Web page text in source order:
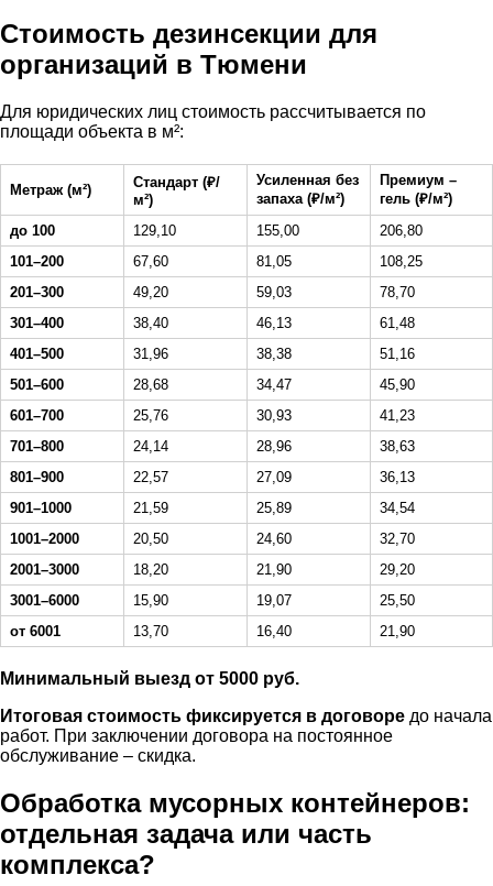
Стоимость дезинсекции для
организаций в Тюмени
Для юридических лиц стоимость рассчитывается по
площади объекта в м²:
Метраж (м²)
Стандарт (₽/
м²)
Усиленная без
запаха (₽/м²)
Премиум –
гель (₽/м²)
до 100
129,10 155,00
206,80
101–200
67,60 81,05
108,25
201–300
49,20 59,03
78,70
301–400
38,40 46,13
61,48
401–500
31,96 38,38
51,16
501–600
28,68 34,47
45,90
601–700
25,76 30,93
41,23
701–800
24,14 28,96
38,63
801–900
22,57 27,09
36,13
901–1000
21,59 25,89
34,54
1001–2000
20,50 24,60
32,70
2001–3000
18,20 21,90
29,20
3001–6000
15,90 19,07
25,50
от 6001
13,70 16,40 21,90
Минимальный выезд от 5000 руб.
Итоговая стоимость фиксируется в договоре до начала
работ. При заключении договора на постоянное
обслуживание – скидка.
Обработка мусорных контейнеров:
отдельная задача или часть
комплекса?